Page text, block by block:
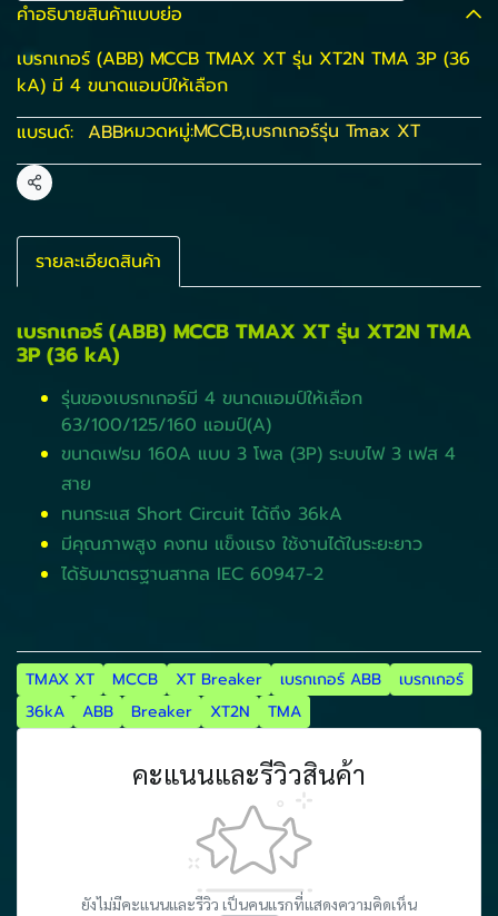
คำอธิบายสินค้าแบบย่อ
เบรกเกอร์ (ABB) MCCB TMAX XT รุ่น XT2N TMA 3P (36
kA) มี 4 ขนาดแอมป์ให้เลือก
แบรนด์: ABBหมวดหมู่:MCCB,เบรกเกอร์รุ่น Tmax XT
แชร์
รายละเอียดสินค้า
เบรกเกอร์ (ABB) MCCB TMAX XT รุ่น XT2N TMA
3P (36 kA)
รุ่นของเบรกเกอร์มี 4 ขนาดแอมป์ให้เลือก
63/100/125/160 แอมป์(A)
ขนาดเฟรม 160A แบบ 3 โพล (3P) ระบบไฟ 3 เฟส 4
สาย
ทนกระแส Short Circuit ได้ถึง 36kA
มีคุณภาพสูง คงทน แข็งแรง ใช้งานได้ในระยะยาว
ได้รับมาตรฐานสากล IEC 60947-2
TMAX XT MCCB XT Breaker เบรกเกอร์ ABB
เบรกเกอร์
36kA
ABB Breaker XT2N TMA
คะแนนและรีวิวสินค้า
ยังไม่มีคะแนนและรีวิว เป็นคนแรกที่แสดงความคิดเห็น